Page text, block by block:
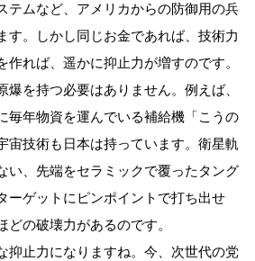
テムなど、アメリカからの防御用の兵
す。しかし同じお金であれば、技術力
作れば、遥かに抑止力が増すのです。
爆を持つ必要はありません。例えば、
毎年物資を運んでいる補給機「こうの
宙技術も日本は持っています。衛星軌
い、先端をセラミックで覆ったタング
ーゲットにピンポイントで打ち出せ
どの破壊力があるのです。
抑止力になりますね。今、次世代の党